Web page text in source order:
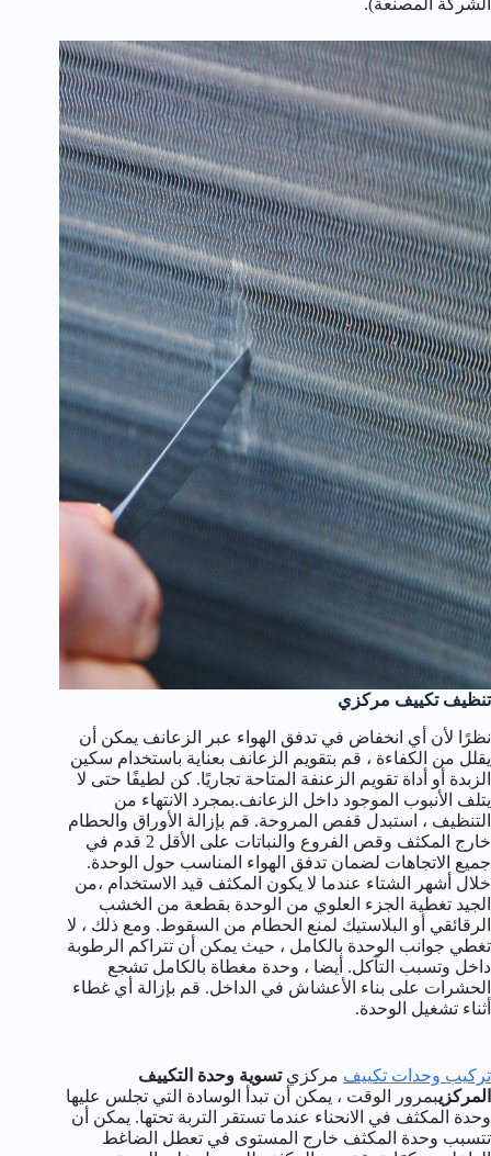
الشركة المصنعة).
تنظيف تكييف مركزي
نظرًا لأن أي انخفاض في تدفق الهواء عبر الزعانف يمكن أن
يقلل من الكفاءة ، قم بتقويم الزعانف بعناية باستخدام سكين
الزبدة أو أداة تقويم الزعنفة المتاحة تجاريًا. كن لطيفًا حتى لا
يتلف الأنبوب الموجود داخل الزعانف.بمجرد الانتهاء من
التنظيف ، استبدل قفص المروحة. قم بإزالة الأوراق والحطام
خارج المكثف وقص الفروع والنباتات على الأقل 2 قدم في
جميع الاتجاهات لضمان تدفق الهواء المناسب حول الوحدة.
خلال أشهر الشتاء عندما لا يكون المكثف قيد الاستخدام ،من
الجيد تغطية الجزء العلوي من الوحدة بقطعة من الخشب
الرقائقي أو البلاستيك لمنع الحطام من السقوط. ومع ذلك ، لا
تغطي جوانب الوحدة بالكامل ، حيث يمكن أن تتراكم الرطوبة
داخل وتسبب التآكل. أيضا ، وحدة مغطاة بالكامل تشجع
الحشرات على بناء الأعشاش في الداخل. قم بإزالة أي غطاء
أثناء تشغيل الوحدة.
تركيب وحدات تكييف مركزيتسوية وحدة التكييف
المركزيبمرور الوقت ، يمكن أن تبدأ الوسادة التي تجلس عليها
وحدة المكثف في الانحناء عندما تستقر التربة تحتها. يمكن أن
تتسبب وحدة المكثف خارج المستوى في تعطل الضاغط